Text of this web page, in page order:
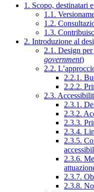
1. Scopo, destinatari
1.1.
1.2.
1.3.
2. Introduzione al
2.1. Design
government)
2.2.
2.2.1.
2.2.2.
2.3.
2.3.1.
2.3.2.
2.3.3.
2.3.4.
2.3.5.
2.3.6.
2.3.7.
2.3.8.